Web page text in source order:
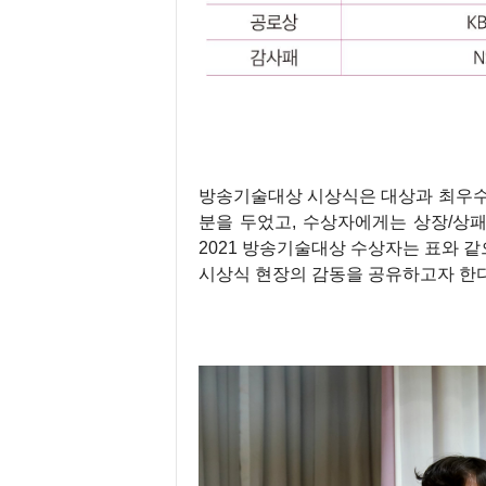
방송기술대상 시상식은 대상과 최우
분을 두었고, 수상자에게는 상장/상
2021 방송기술대상 수상자는 표와
시상식 현장의 감동을 공유하고자 한